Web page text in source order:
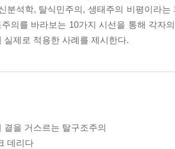
분석학, 탈식민주의, 생태주의 비평이라
주의를 바라보는 10가지 시선을 통해 각자
실제로 적용한 사례를 제시한다.
결을 거스르는 탈구조주의
데리다